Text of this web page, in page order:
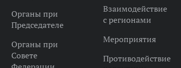
Органы при
Председателе
Органы при
Совете
Взаимодействие
с регионами
Мероприятия
Противодействие